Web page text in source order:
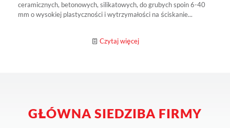
ceramicznych, betonowych, silikatowych, do grubych spoin 6-40
mm o wysokiej plastyczności i wytrzymałości na ściskanie...
Czytaj więcej
GŁÓWNA SIEDZIBA FIRMY